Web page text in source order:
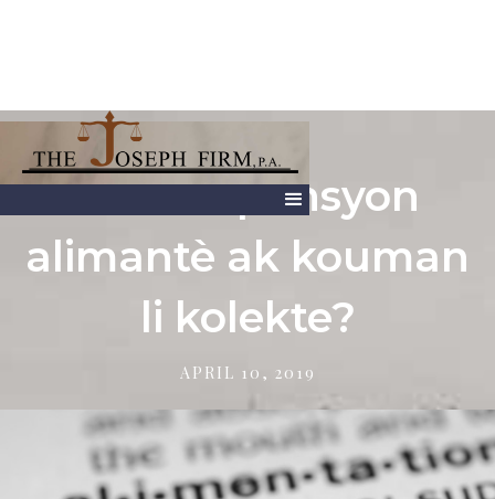
Ki sa ki pansyon
alimantè ak kouman
li kolekte?
APRIL 10, 2019